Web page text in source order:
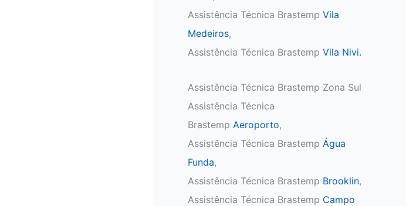
Assistência Técnica Brastemp Vila
Medeiros,
Assistência Técnica Brastemp Vila Nivi.
Assistência Técnica Brastemp Zona Sul
Assistência Técnica
Brastemp Aeroporto,
Assistência Técnica Brastemp Água
Funda,
Assistência Técnica Brastemp Brooklin,
Assistência Técnica Brastemp Campo